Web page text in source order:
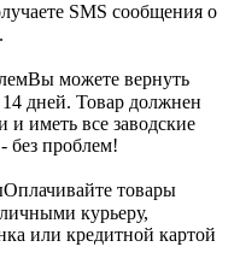
SMS сообщения о
Вы можете вернуть
дней. Товар должнен
и иметь все заводские
без проблем!
Оплачивайте товары
курьеру,
или кредитной картой